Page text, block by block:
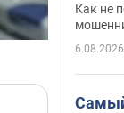
Как не